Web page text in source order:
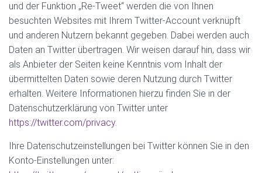
und der Funktion „Re-Tweet“ werden die von Ihnen
besuchten Websites mit Ihrem Twitter-Account verknüpft
und anderen Nutzern bekannt gegeben. Dabei werden auch
Daten an Twitter übertragen. Wir weisen darauf hin, dass wir
als Anbieter der Seiten keine Kenntnis vom Inhalt der
übermittelten Daten sowie deren Nutzung durch Twitter
erhalten. Weitere Informationen hierzu finden Sie in der
Datenschutzerklärung von Twitter unter
https://twitter.com/privacy.
Ihre Datenschutzeinstellungen bei Twitter können Sie in den
Konto-Einstellungen unter: